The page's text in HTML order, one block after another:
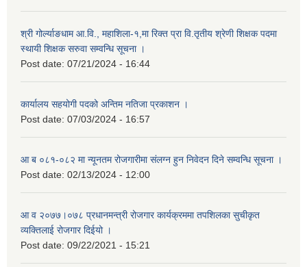
श्री गोर्ल्याङधाम आ.वि., महाशिला-१,मा रिक्त प्रा वि.तृतीय श्रेणी शिक्षक पदमा
स्थायी शिक्षक सरुवा सम्वन्धि सूचना ।
Post date: 07/21/2024 - 16:44
कार्यालय सहयोगी पदको अन्तिम नतिजा प्रकाशन ।
Post date: 07/03/2024 - 16:57
आ ब ०८१-०८२ मा न्यूनतम रोजगारीमा संलग्न हुन निवेदन दिने सम्वन्धि सूचना ।
Post date: 02/13/2024 - 12:00
आ व २०७७।०७८ प्रधानमन्त्री रोजगार कार्यक्रममा तपशिलका सुचीकृत
व्यक्तिलाई रोजगार दिईयो ।
Post date: 09/22/2021 - 15:21